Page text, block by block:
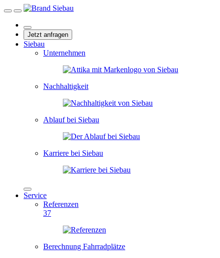
Jetzt anfragen
Siebau
Unternehmen
Nachhaltigkeit
Ablauf bei Siebau
Karriere bei Siebau
Service
Referenzen
37
Berechnung Fahrradplätze